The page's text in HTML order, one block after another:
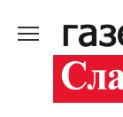
содержанию